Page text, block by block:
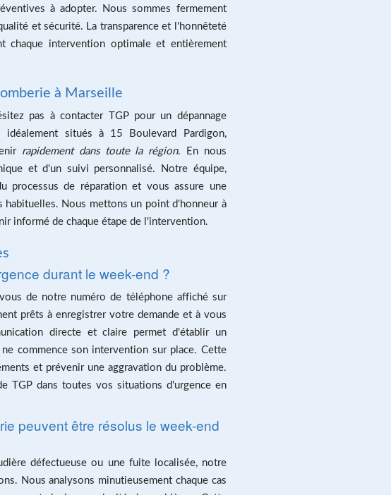
à adopter. Nous sommes fermement
et sécurité. La transparence et l'honnêteté
intervention optimale et entièrement
à Marseille
pas à contacter TGP pour un dépannage
situés à 15 Boulevard Pardigon,
rapidement dans toute la région. En nous
et d'un suivi personnalisé. Notre équipe,
de réparation et vous assure une
Nous mettons un point d'honneur à
informé de chaque étape de l'intervention.
durant le week-end ?
de notre numéro de téléphone affiché sur
prêts à enregistrer votre demande et à vous
directe et claire permet d'établir un
commence son intervention sur place. Cette
et prévenir une aggravation du problème.
TGP dans toutes vos situations d'urgence en
peuvent être résolus le week-end
défectueuse ou une fuite localisée, notre
Nous analysons minutieusement chaque cas